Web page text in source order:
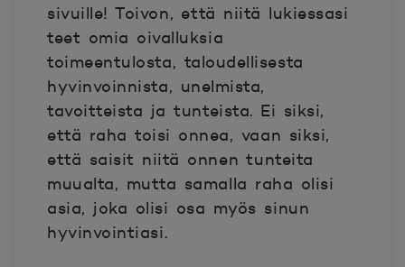
sivuille! Toivon, että niitä lukiessasi
teet omia oivalluksia
toimeentulosta, taloudellisesta
hyvinvoinnista, unelmista,
tavoitteista ja tunteista. Ei siksi,
että raha toisi onnea, vaan siksi,
että saisit niitä onnen tunteita
muualta, mutta samalla raha olisi
asia, joka olisi osa myös sinun
hyvinvointiasi.